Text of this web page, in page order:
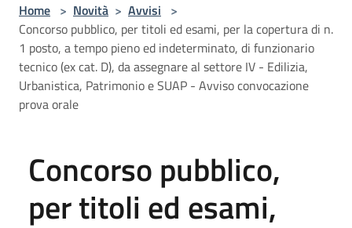
Home > Novità > Avvisi >
Concorso pubblico, per titoli ed esami, per la copertura di n.
1 posto, a tempo pieno ed indeterminato, di funzionario
tecnico (ex cat. D), da assegnare al settore IV - Edilizia,
Urbanistica, Patrimonio e SUAP - Avviso convocazione
prova orale
Concorso pubblico,
per titoli ed esami,